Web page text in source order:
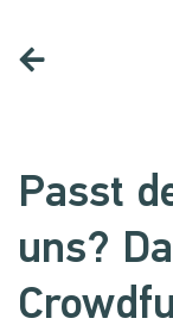
Passt
uns?